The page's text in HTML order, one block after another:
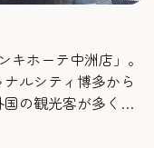
ホーテ中洲店」。
ルシティ博多から
の観光客が多く立